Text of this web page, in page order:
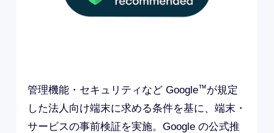
管理機能・セキュリティなど Google™が規定
した法人向け端末に求める条件を基に、端末・
サービスの事前検証を実施。Google の公式推